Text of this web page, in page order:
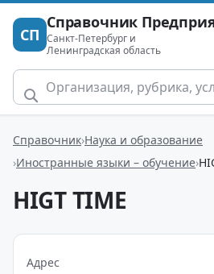
СП
Справочник
Санкт-Петербург и
Ленинградская область
Справочник Наука и образование
Иностранные языки – обучение
HIGT TIME
Адрес